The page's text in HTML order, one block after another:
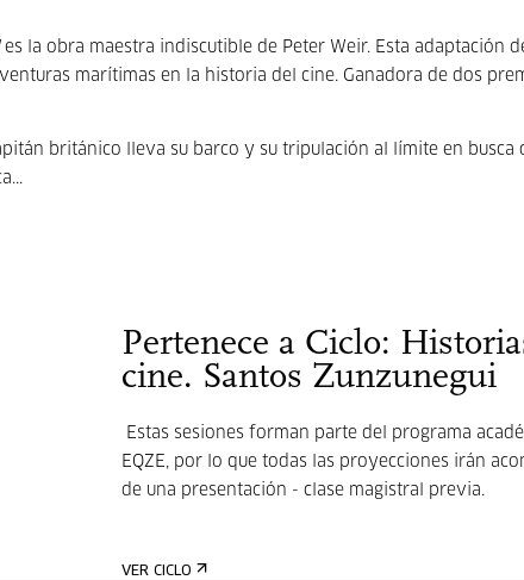
es la obra maestra indiscutible de Peter Weir. Esta adaptación
marítimas en la historia del cine. Ganadora de dos
británico lleva su barco y su tripulación al límite en busca
Pertenece a Ciclo:
cine. Santos Zunzunegui
Estas sesiones forman parte del programa
EQZE, por lo que todas las proyecciones irán
de una presentación - clase magistral previa.
VER CICLO